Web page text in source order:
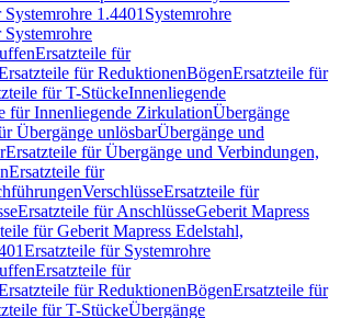
1.4401 Systemrohre
Ersatzteile für
für ReduktionenBögenErsatzteile für
für T-StückeInnenliegende
für Innenliegende ZirkulationÜbergänge
Übergänge unlösbarÜbergänge und
Ersatzteile für Übergänge und Verbindungen,
Ersatzteile für
VerschlüsseErsatzteile für
Ersatzteile für AnschlüsseGeberit Mapress
für Geberit Mapress Edelstahl,
Ersatzteile für Systemrohre
Ersatzteile für
für ReduktionenBögenErsatzteile für
für T-StückeÜbergänge